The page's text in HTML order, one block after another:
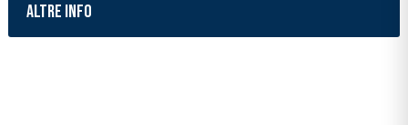
ALTRE INFO